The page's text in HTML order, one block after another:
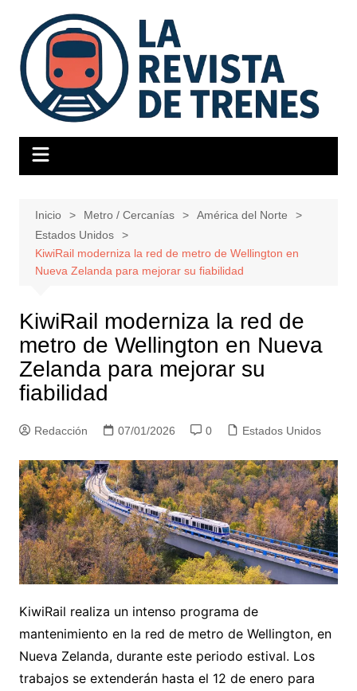
contenido
Inicio Metro / Cercanías
América del Norte
Estados Unidos
KiwiRail moderniza la red de metro de Wellington en
Nueva Zelanda para mejorar su fiabilidad
KiwiRail moderniza la red de
metro de Wellington en Nueva
Zelanda para mejorar su
fiabilidad
Redacción 07/01/2026 0 Estados Unidos
KiwiRail realiza un intenso programa de
mantenimiento en la red de metro de Wellington, en
Nueva Zelanda, durante este periodo estival. Los
trabajos se extenderán hasta el 12 de enero para